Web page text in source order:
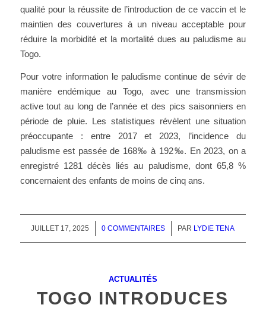
qualité pour la réussite de l’introduction de ce vaccin et le
maintien des couvertures à un niveau acceptable pour
réduire la morbidité et la mortalité dues au paludisme au
Togo.
Pour votre information le paludisme continue de sévir de
manière endémique au Togo, avec une transmission
active tout au long de l’année et des pics saisonniers en
période de pluie. Les statistiques révèlent une situation
préoccupante : entre 2017 et 2023, l’incidence du
paludisme est passée de 168‰ à 192‰. En 2023, on a
enregistré 1281 décès liés au paludisme, dont 65,8 %
concernaient des enfants de moins de cinq ans.
JUILLET 17, 2025
/ 0 COMMENTAIRES
/ PAR LYDIE TENA
ACTUALITÉS
TOGO INTRODUCES